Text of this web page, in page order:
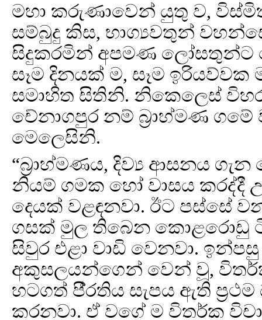
මහා කරුණාවෙන් යුතු ව,
සම්බුදු කිස, භාග්‍යවතුන්
සිදුකරමින් අපමණ ලෝසතුන්ට
සෑම දිනයක් ම, සෑම
සමාහිත සිතිනි. නිකෙලෙස්
චේනාගපුර නම් බ්‍රාහ්මණ ගමේ
මෙලෙසිනි.
“බ්‍රාහ්මණය, දිව්‍ය ආසනය
නියම් ගමක හෝ වාසය කරද්දී
දෙයක් වළඳනවා. ඊට පස්සේ
ගසක් මුල තිබෙන කොළරොඩු
සිවුර එළා වාඩි වෙනවා.
අකුසලයන්ගෙන් වෙන් වූ,
හටගත් පී‍්‍රතිය සැපය ඇති ප්‍රථම
කරනවා. ඒ වගේ ම විතර්ක